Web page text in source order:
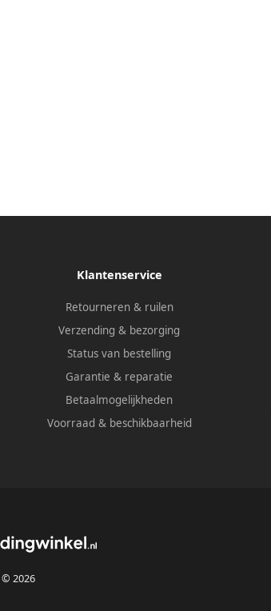
Klantenservice
Retourneren & ruilen
Verzending & bezorging
Status van bestelling
Garantie & reparatie
Betaalmogelijkheden
Voorraad & beschikbaarheid
© 2026